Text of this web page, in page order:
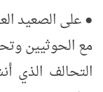
●على الصعيد
مع الحوثيين
التحالف الذي